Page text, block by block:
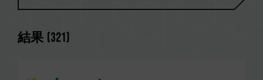
結果 (321)